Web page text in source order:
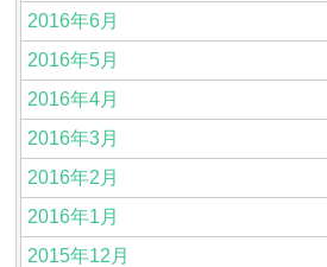
2016年6月
2016年5月
2016年4月
2016年3月
2016年2月
2016年1月
2015年12月